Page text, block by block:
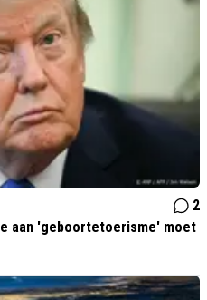
2
aan 'geboortetoerisme' moet